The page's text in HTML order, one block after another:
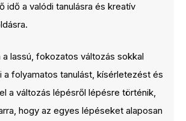
idő a valódi tanulásra és kreatív
a lassú, fokozatos változás sokkal
a folyamatos tanulást, kísérletezést és
a változás lépésről lépésre történik,
hogy az egyes lépéseket alaposan